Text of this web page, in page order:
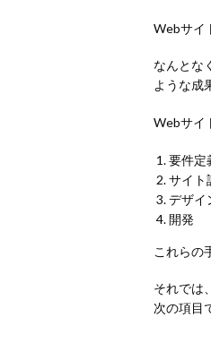
Webサイ
なんとな
ような成
Webサイ
要件定
サイト
デザイ
開発
これらの
それでは
次の項目